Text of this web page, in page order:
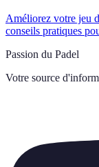
Améliorez votre jeu
conseils pratiques
Passion du Padel
Votre source